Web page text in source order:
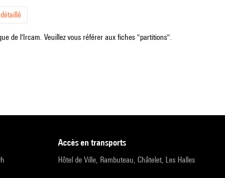
de l'Ircam. Veuillez vous référer aux fiches "partitions".
accès en transports
Hôtel de Ville, Rambuteau, Châtelet, Les Halles